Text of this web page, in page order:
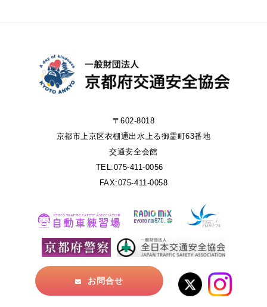
〒602-8018
京都市上京区衣棚通出水上る御霊町63番地
交通安全会館
TEL:075-411-0056
FAX:075-411-0058
お問合せ